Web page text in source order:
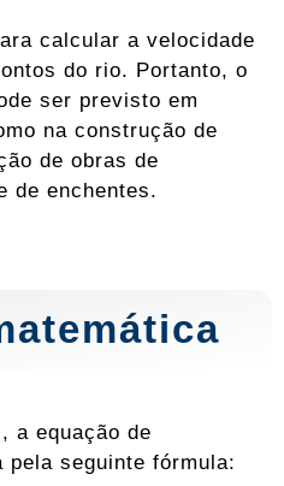
calcular a velocidade
do rio. Portanto, o
ser previsto em
na construção de
de obras de
de enchentes.
a equação de
pela seguinte fórmula: